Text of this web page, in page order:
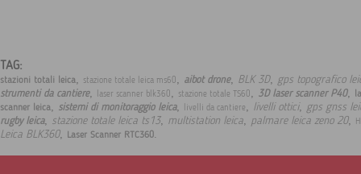
TAG:
stazioni totali leica, stazione totale leica ms60, aibot drone, BLK 3D, gps topografico
strumenti da cantiere, laser scanner blk360, stazione totale TS60, 3D laser scanner P40,
scanner leica, sistemi di monitoraggio leica, livelli da cantiere, livelli ottici, gps gnss
rugby leica, stazione totale leica ts13, multistation leica, palmare leica zeno 20,
Leica BLK360, Laser Scanner RTC360.